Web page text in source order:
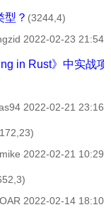
型？ (3244,4)
2022-02-23 21:54
in Rust》中实战
2022-02-21 23:16
mike 2022-02-21 10:29
2022-02-14 18:10